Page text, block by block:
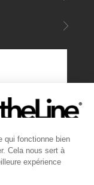
qui fonctionne bien
Cela nous sert à
expérience